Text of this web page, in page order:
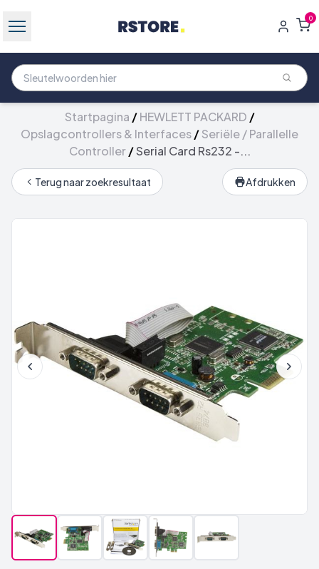
0
Startpagina /HEWLETT PACKARD /
Opslagcontrollers & Interfaces/Seriële / Parallelle
Controller/Serial Card Rs232 -...
Terug naar zoekresultaat Afdrukken